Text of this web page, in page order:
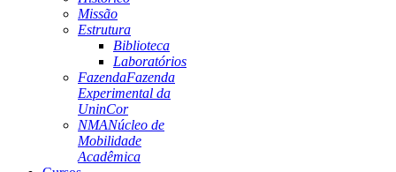
Missão
Estrutura
Biblioteca
Laboratórios
FazendaFazenda
Experimental da
UninCor
NMANúcleo de
Mobilidade
Acadêmica